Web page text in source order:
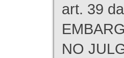
art. 39
NO